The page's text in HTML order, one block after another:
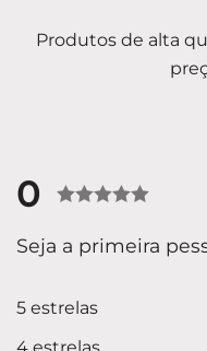
Produtos de alta
0
com
de
Seja a primeira
5 estrelas